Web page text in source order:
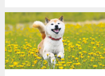
savaşın bitmesiyle bölgede
yeni bir proje üzerinde
çalıştıklarını duyurdu. Resmi
hesapların sosyal medyadan
dünyaya duyurduğu
haritanın merkezinde Türkiye